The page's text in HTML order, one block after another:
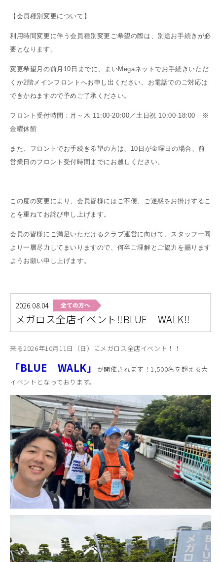
【会員種別変更について】
利用時間変更に伴う会員種別変更ご希望の際は、別途お手続きが必
要となります。
変更希望月の前月10日までに、まいMegaネットでお手続きいただ
くか2階メインフロントへお申し出ください。お電話でのご対応は
できかねますので予めご了承ください。
フロント受付時間：月～木 11:00-20:00／土日祝 10:00-18:00 ※
金曜休館
また、フロントでお手続き希望の方は、10日が金曜日の場合、前
営業日のフロント受付時間までにお越しください。
この度の変更により、会員皆様にはご不便、ご迷惑をお掛けするこ
とを重ねてお詫び申し上げます。
会員の皆様にご満足いただけるクラブ運営に向けて、スタッフ一同
より一層尽力してまいりますので、何卒ご理解とご協力を賜ります
ようお願い申し上げます。
2026.08.04
メガロス全店イベント‼BLUE WALK‼
来る2026年10月11日（日）にメガロス全店イベント！！
「BLUE WALK」
が開催されます！1,500名を超える大
イベントとなっております。